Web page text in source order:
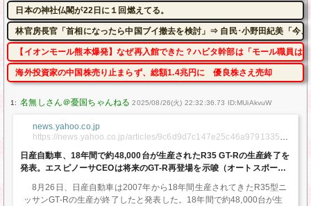
日本の神社仏閣が22日に１回燃えてる。
林官房長官「首相になったら中国ブイ撤去を検討」⇒ 自民･小野田紀美「今
【イオンモール熊本爆発】なぜ再入館できた？ハビタ幹部は「モール職員
海外投資家の中国株売り止まらず、総額1.4兆円に 優良株さえ売却
1: 2025/08/26(火) 22:32:36.73 ID:MUiAkvuW
news.yahoo.co.jp
https://news.yahoo.co.jp/articles/9c6d9d7c147e25c46a979133532
日産自動車、18年間で約48,000台が生産されたR35 GT-Rの生産終了を
発表。エスピノーサCEOは将来のGT-R再登場を示唆（オートスポーツ
8月26日、日産自動車は2007年から18年間生産されてきたR35型ニ
ッサンGT-Rの生産が終了したと発表した。18年間で約48,000台が生